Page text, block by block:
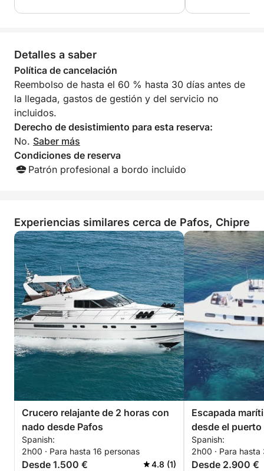
Alquiler del barco: 1500 €
Incluye almuerzo: 10 € adicionales por persona
Bebidas locales ilimitadas: 15 € adicionales por
persona.
Menú:
– Pollo a la barbacoa, patatas asadas, arroz con
verduras, pasta con macarrones, ensalada, fruta de
temporada.
Detalles a saber
Política de cancelación
Reembolso de hasta el 60 % hasta 30 días antes de
la llegada, gastos de gestión y del servicio no
incluidos.
Derecho de desistimiento para esta reserva:
No. Saber más
Condiciones de reserva
Patrón profesional a bordo incluido
Experiencias similares cerca de Pafos, Chipre
Crucero relajante de 2 horas con
nado desde Pafos
Spanish:
2h00 · Para hasta 16 personas
Desde 1.500 € 4.8 (1)
Escapada
desde el puerto
Spanish:
2h00 · Para hasta
Desde 2.900 €